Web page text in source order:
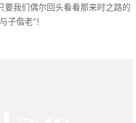
我们偶尔回头看看那来时之路的
子偕老"！